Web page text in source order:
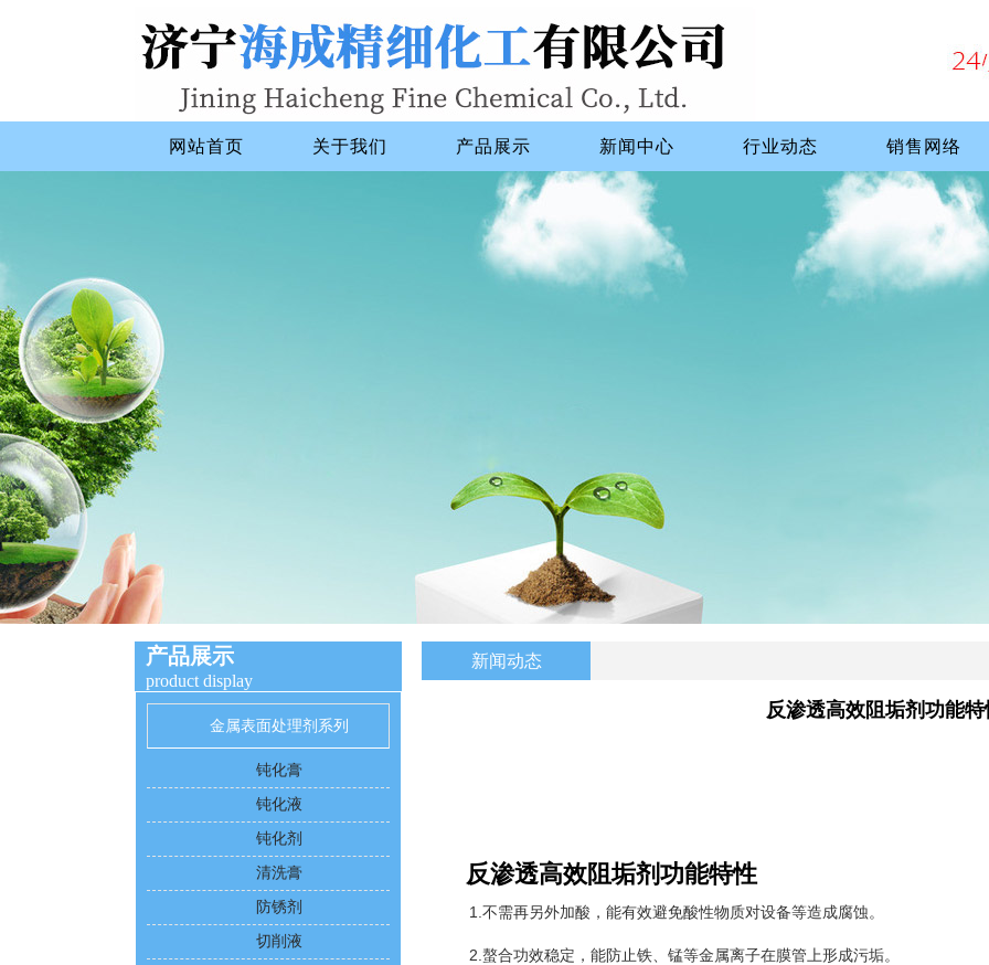
网站首页 关于我们 产品展示 新闻中心 行业动态 销售网络
产品展示
product display
金属表面处理剂系列
钝化膏
钝化液
钝化剂
清洗膏
防锈剂
切削液
新闻动态
反渗透高效阻垢剂功能特
反渗透高效阻垢剂功能特性
1.不需再另外加酸，能有效避免酸性物质对设备等造成腐蚀。
2.螯合功效稳定，能防止铁、锰等金属离子在膜管上形成污垢。